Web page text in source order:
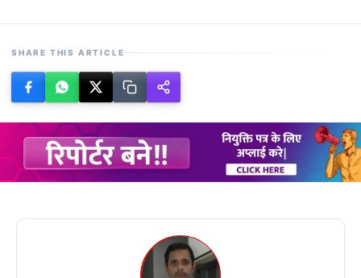
SHARE THIS ARTICLE